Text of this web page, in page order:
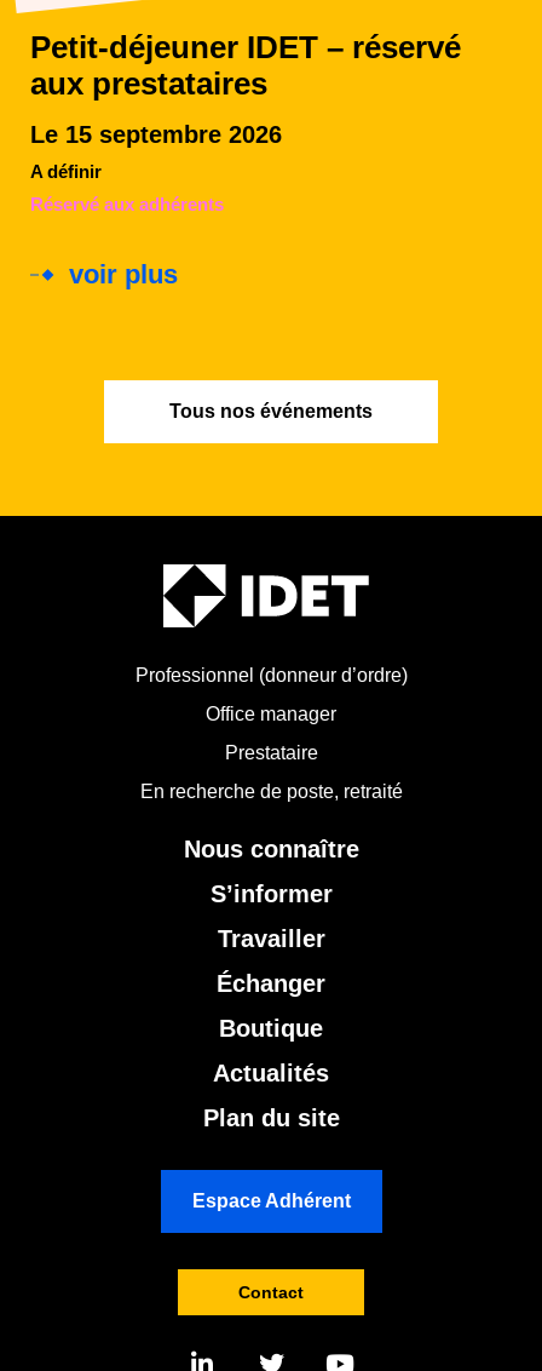
Petit-déjeuner IDET – réservé
aux prestataires
Le 15 septembre 2026
A définir
Réservé aux adhérents
voir plus
Tous nos événements
Professionnel (donneur d’ordre)
Office manager
Prestataire
En recherche de poste, retraité
Nous connaître
S’informer
Travailler
Échanger
Boutique
Actualités
Plan du site
Espace Adhérent
Contact